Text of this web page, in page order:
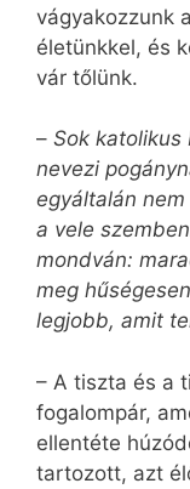
vágyakozzunk
életünkkel, és
vár tőlünk.
– Sok katolikus
nevezi
egyáltalán
a vele
mondván:
meg
legjobb, amit
– A tiszta és a
fogalompár,
ellentéte
tartozott, azt